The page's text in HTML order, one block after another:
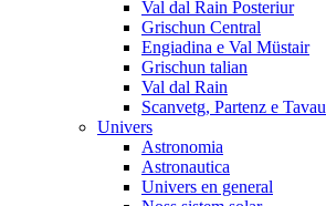
Val dal Rain Posteriur
Grischun Central
Engiadina e Val Müstair
Grischun talian
Val dal Rain
Scanvetg, Partenz e Tavau
Univers
Astronomia
Astronautica
Univers en general